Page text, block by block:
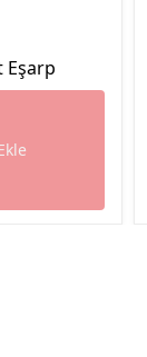
Eşarp